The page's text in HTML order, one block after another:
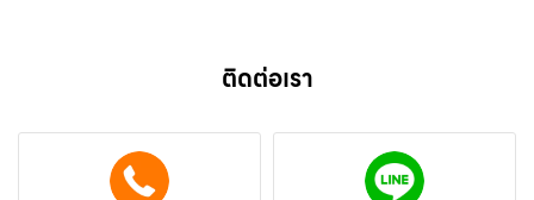
ติดต่อเรา